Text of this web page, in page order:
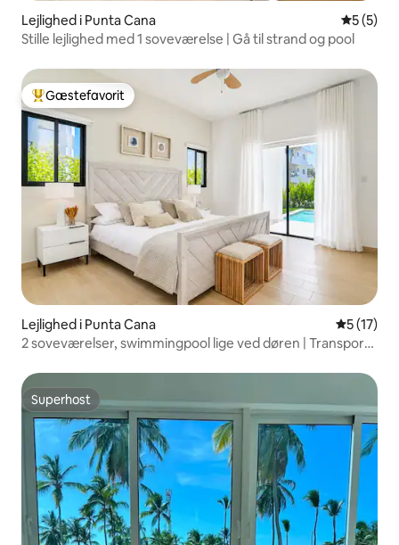
Lejlighed i Punta Cana 5 ud af 5
5 (5)
Stille lejlighed med 1 soveværelse | Gå til strand og pool
Bedste gæstefavorit
Gæstefavorit
Lejlighed i Punta Cana 5 ud af 5
5 (17)
2 soveværelser, swimmingpool lige ved døren | Transport
Superhost
Superhost